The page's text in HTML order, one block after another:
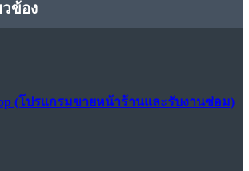
ข้อง
(โปรแกรมขายหน้าร้านและรับงานซ่อม)